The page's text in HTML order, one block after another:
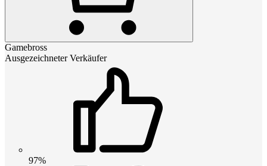
Gamebross
Ausgezeichneter Verkäufer
97%